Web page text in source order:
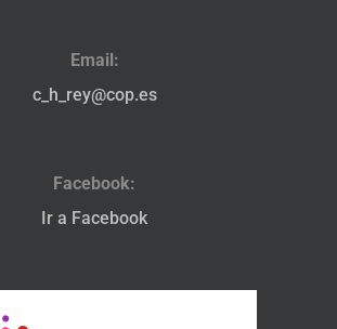
Email:
c_h_rey@cop.es
Facebook:
Ir a Facebook